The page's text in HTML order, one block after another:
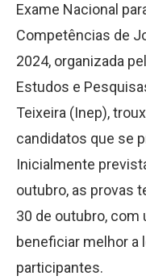
Exame Nacional
Competências de
2024, organizada
Estudos e
Teixeira (Inep),
candidatos que se
Inicialmente
outubro, as provas
30 de outubro, com
beneficiar melhor a
participantes.